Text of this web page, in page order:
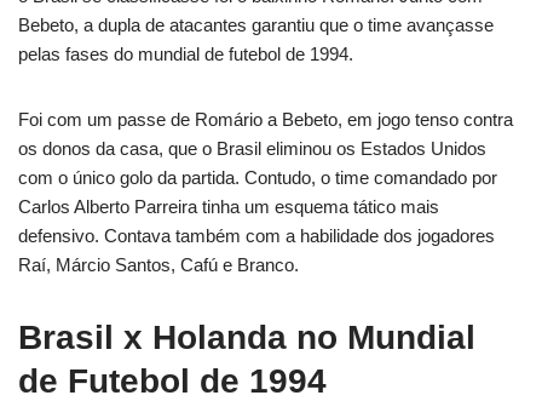
Bebeto, a dupla de atacantes garantiu que o time avançasse
pelas fases do mundial de futebol de 1994.
Foi com um passe de Romário a Bebeto, em jogo tenso contra
os donos da casa, que o Brasil eliminou os Estados Unidos
com o único golo da partida. Contudo, o time comandado por
Carlos Alberto Parreira tinha um esquema tático mais
defensivo. Contava também com a habilidade dos jogadores
Raí, Márcio Santos, Cafú e Branco.
Brasil x Holanda no Mundial
de Futebol de 1994